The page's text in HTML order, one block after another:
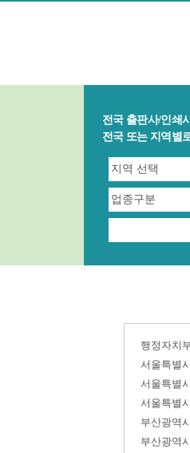
전국 출판사/인쇄
전국 또는 지역별
행정자치
서울특별
서울특별
서울특별
부산광역
부산광역